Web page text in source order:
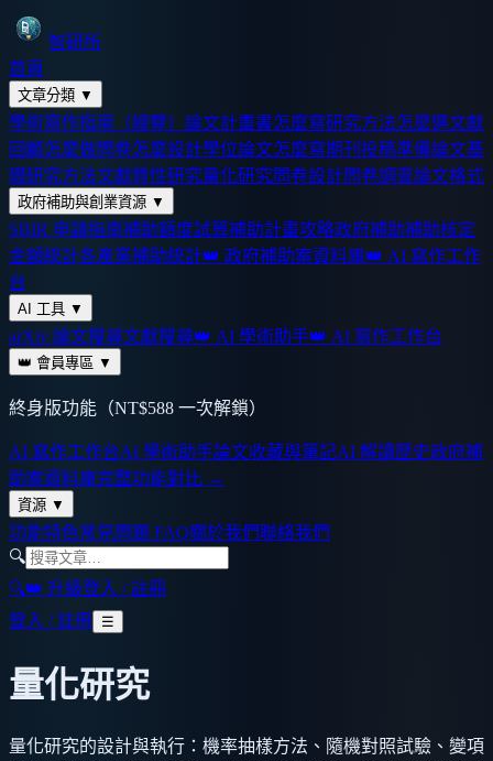
智研所
首頁
文章分類 ▼
學術寫作指南（總覽） 論文計畫書怎麼寫研究方法怎麼選文獻
回顧怎麼做問卷怎麼設計學位論文怎麼寫期刊投稿準備論文基
礎研究方法文獻質性研究量化研究問卷設計問卷調查論文格式
政府補助與創業資源 ▼
SBIR 申請指南補助額度試算補助計畫攻略政府補助補助核定
金額統計各產業補助統計👑 政府補助案資料庫👑 AI 寫作工作
台
AI 工具 ▼
arXiv 論文搜尋文獻搜尋👑 AI 學術助手👑 AI 寫作工作台
👑 會員專區 ▼
終身版功能（NT$588 一次解鎖）
AI 寫作工作台AI 學術助手論文收藏與筆記AI 解讀歷史政府補
助案資料庫完整功能對比 →
資源 ▼
功能特色常見問題 FAQ關於我們聯絡我們
🔍
🔍👑 升級登入 / 註冊
登入 / 註冊 ☰
量化研究
量化研究的設計與執行：機率抽樣方法、隨機對照試驗、變項